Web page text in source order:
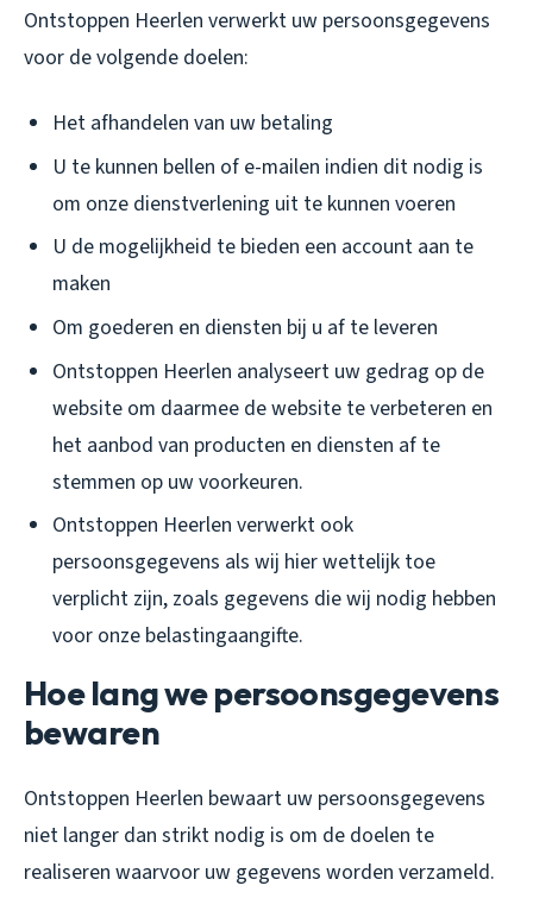
Ontstoppen Heerlen verwerkt uw persoonsgegevens
voor de volgende doelen:
Het afhandelen van uw betaling
U te kunnen bellen of e-mailen indien dit nodig is
om onze dienstverlening uit te kunnen voeren
U de mogelijkheid te bieden een account aan te
maken
Om goederen en diensten bij u af te leveren
Ontstoppen Heerlen analyseert uw gedrag op de
website om daarmee de website te verbeteren en
het aanbod van producten en diensten af te
stemmen op uw voorkeuren.
Ontstoppen Heerlen verwerkt ook
persoonsgegevens als wij hier wettelijk toe
verplicht zijn, zoals gegevens die wij nodig hebben
voor onze belastingaangifte.
Hoe lang we persoonsgegevens
bewaren
Ontstoppen Heerlen bewaart uw persoonsgegevens
niet langer dan strikt nodig is om de doelen te
realiseren waarvoor uw gegevens worden verzameld.